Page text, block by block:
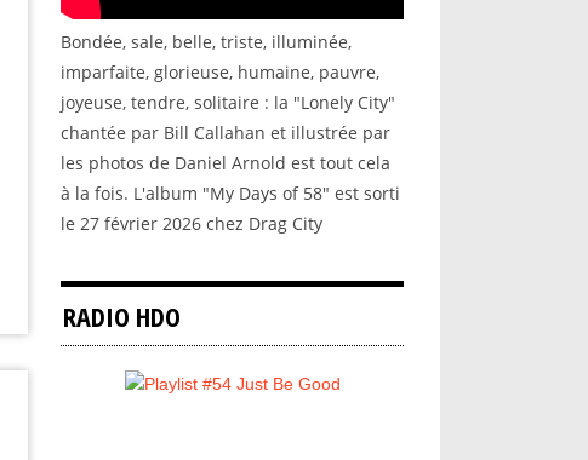
Bondée, sale, belle, triste, illuminée,
imparfaite, glorieuse, humaine, pauvre,
joyeuse, tendre, solitaire : la "Lonely City"
chantée par Bill Callahan et illustrée par
les photos de Daniel Arnold est tout cela
à la fois. L'album "My Days of 58" est sorti
le 27 février 2026 chez Drag City
RADIO HDO